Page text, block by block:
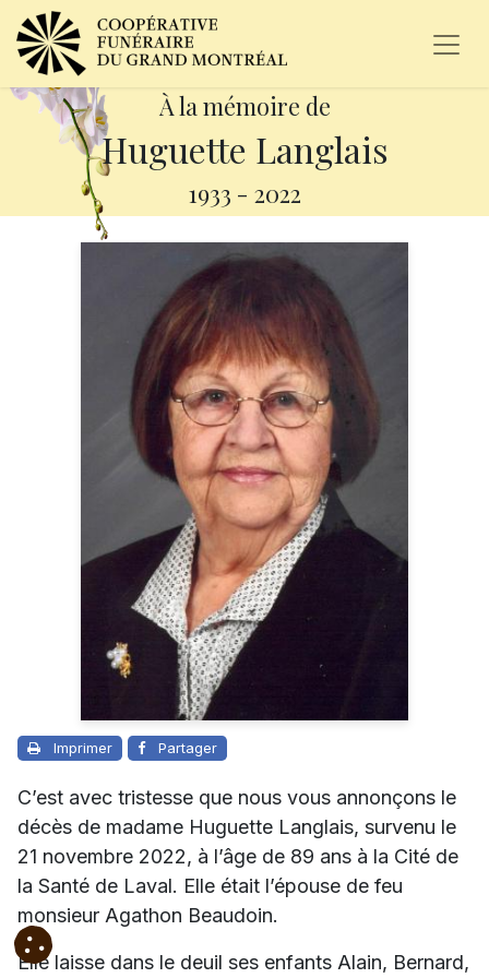
À la mémoire de
Huguette Langlais
1933 - 2022
Imprimer Partager
C’est avec tristesse que nous vous annonçons le
décès de madame Huguette Langlais, survenu le
21 novembre 2022, à l’âge de 89 ans à la Cité de
la Santé de Laval. Elle était l’épouse de feu
monsieur Agathon Beaudoin.
Elle laisse dans le deuil ses enfants Alain, Bernard,